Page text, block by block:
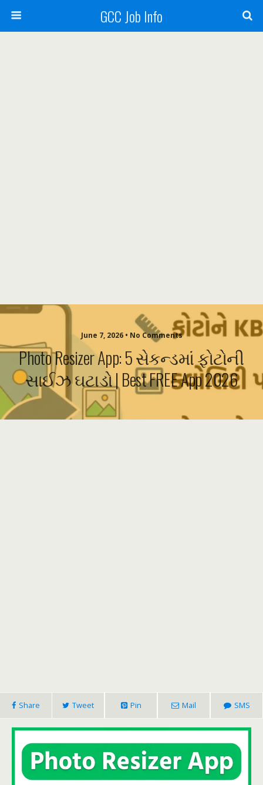
GCC Job Info
June 7, 2026 • No Comments
Photo Resizer App: 5 સેકન્ડમાં ફોટોની
સાઈઝ ઘટાડો | Best FREE App 2026
Share Tweet Pin Mail SMS